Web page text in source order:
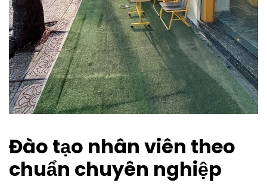
Đào tạo nhân viên theo
chuẩn chuyên nghiệp